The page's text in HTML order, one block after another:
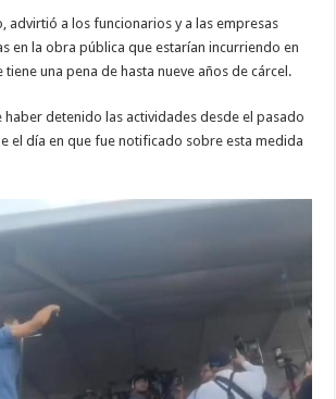
advirtió a los funcionarios y a las empresas
en la obra pública que estarían incurriendo en
una pena de hasta nueve años de cárcel.
haber detenido las actividades desde el pasado
el día en que fue notificado sobre esta medida